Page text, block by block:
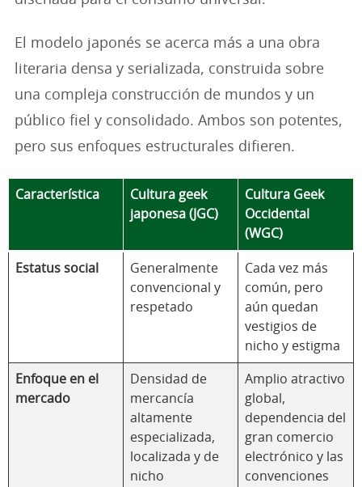
El modelo japonés se acerca más a una obra
literaria densa y serializada, construida sobre
una compleja construcción de mundos y un
público fiel y consolidado. Ambos son potentes,
pero sus enfoques estructurales difieren.
Característica
Cultura geek
japonesa (JGC)
Cultura Geek
Occidental
(WGC)
Estatus social
Generalmente
convencional y
respetado
Cada vez más
común, pero
aún quedan
vestigios de
nicho y estigma
Enfoque en el
mercado
Densidad de
mercancía
altamente
especializada,
localizada y de
nicho
Amplio atractivo
global,
dependencia del
gran comercio
electrónico y las
convenciones